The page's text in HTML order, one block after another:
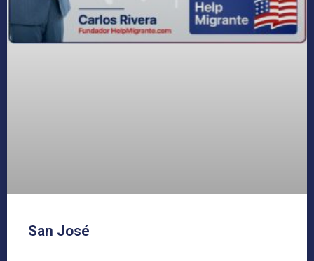
San José